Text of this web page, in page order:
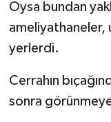
Oysa bundan
ameliyathaneler,
yerlerdi.
Cerrahın
sonra